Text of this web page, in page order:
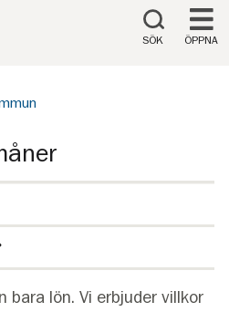
SÖK ÖPPNA
bara lön. Vi erbjuder villkor